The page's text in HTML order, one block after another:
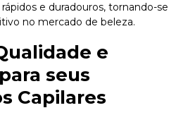
e duradouros, tornando-se
no mercado de beleza.
e
seus
Capilares